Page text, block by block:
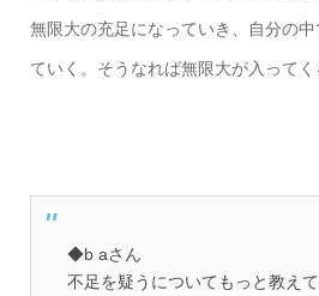
無限大の充足になっていき、自分の中
ていく。そうなれば無限大が入ってく
◆b aさん
不足を疑うについてもっと教え